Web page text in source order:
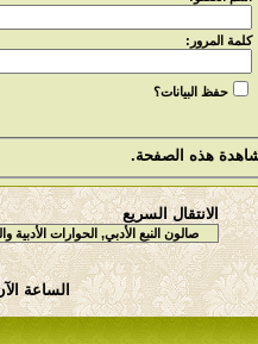
كلمة المرور:
حفظ البيانات؟
هذه الصفحة.
الانتقال السريع
الساعة